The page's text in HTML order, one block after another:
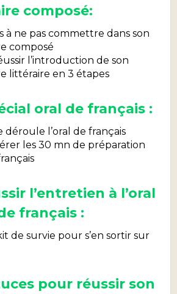
composé:
à ne pas commettre dans son
composé
l’introduction de son
littéraire en 3 étapes
oral de français :
déroule l’oral de français
les 30 mn de préparation
l’entretien à l’oral
français :
de survie pour s’en sortir sur
pour réussir son